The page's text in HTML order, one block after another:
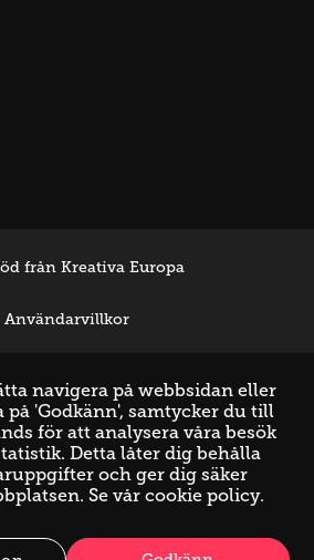
från Kreativa Europa
Användarvillkor
navigera på webbsidan eller
på 'Godkänn', samtycker du till
för att analysera våra besök
Detta låter dig behålla
och ger dig säker
Se vår cookie policy.